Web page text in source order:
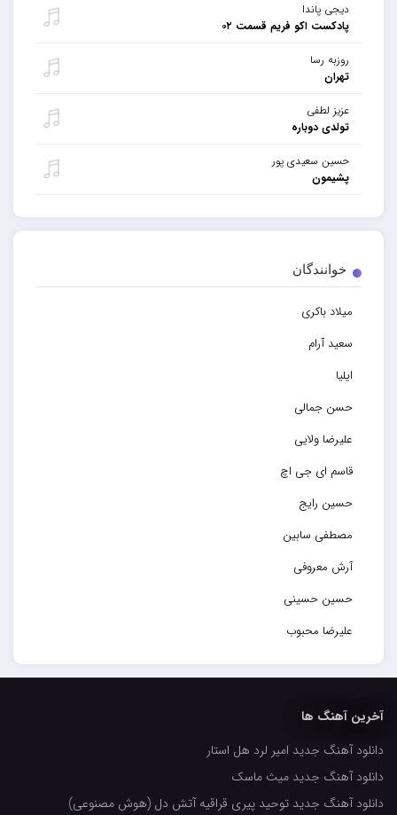
دیجی پاندا
پادکست اکو فریم قسمت ۰۲
روزبه رسا
تهران
عزیز لطفی
تولدی دوباره
حسین سعیدی پور
پشیمون
خوانندگان
میلاد باکری
سعید آرام
ایلیا
حسن جمالی
علیرضا ولایی
قاسم ای جی اچ
حسین رایج
مصطفی سابین
آرش معروفی
حسین حسینی
علیرضا محبوب
حسین حصارکی
کاپیتان
مجید رضوی
آخرین آهنگ ها
دانلود آهنگ جدید امیر لرد هل استار
دانلود آهنگ جدید میث ماسک
دانلود آهنگ جدید توحید پیری قراقیه آتش دل (هوش مصنوعی)